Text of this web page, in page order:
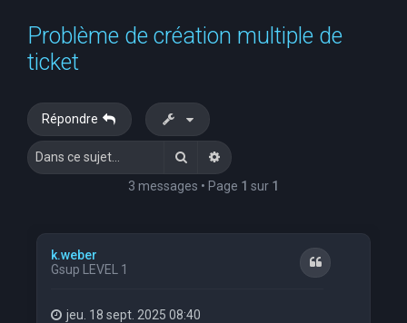
Problème de création multiple de
ticket
Répondre
RechercherRecherche avancée
3 messages • Page 1 sur 1
k.weber
Gsup LEVEL 1
Citation
jeu. 18 sept. 2025 08:40